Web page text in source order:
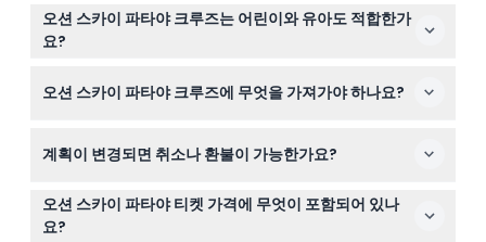
파타야 해안선의 멋진 전망을 전망대에서 감상하고, 유리
바닥 스카이워크를 체험하며, 1.5시간 동안 국제 요리와 해
산물 뷔페를 즐기실 수 있습니다. 또한 다채로운 카바레와
오션 스카이 파타야 크루즈는 어린이와 유아도 적합한가
요?
습니다. 예약 시 모든 승객 수를 포함하는 것을 잊지 마세요.
오션 스카이 파타야 크루즈에 무엇을 가져가야 하나요?
분은 여행용 멀미약, 그리고 공연자에게 사진 팁을 주고 싶
계획이 변경되면 취소나 환불이 가능한가요?
오션 스카이 파타야 티켓은 환불 불가이며 취소가 불가능하
니 예약 전에 일정이 확실한지 확인하세요.
오션 스카이 파타야 티켓 가격에 무엇이 포함되어 있나
요?